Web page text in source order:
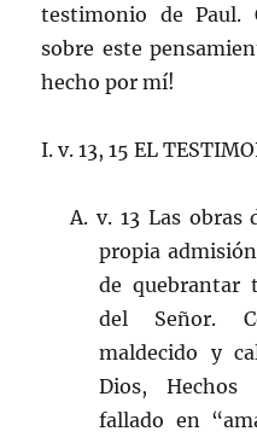
testimonio de Paul.
sobre este
hecho por mí!
I. v. 13, 15 EL
A. v. 13 Las obras
propia
de quebrantar
del Señor.
maldecido y
Dios,
fallado en